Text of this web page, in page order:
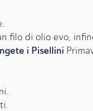
filo di olio evo,
i Pisellini